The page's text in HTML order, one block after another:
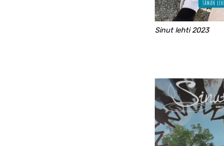
Sinut lehti 2023